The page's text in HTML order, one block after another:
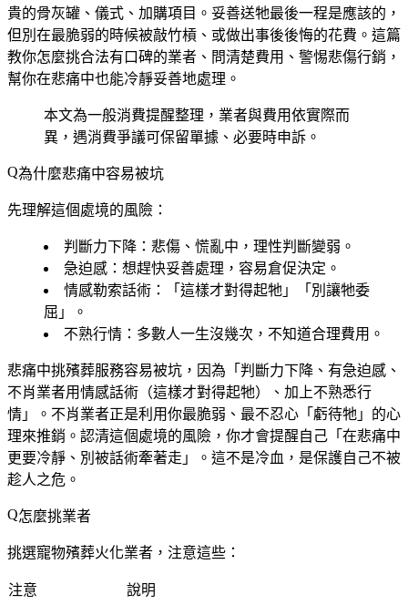
貴的骨灰罐、儀式、加購項目。妥善送牠最後一程是應該的，
但別在最脆弱的時候被敲竹槓、或做出事後後悔的花費。這篇
教你怎麼挑合法有口碑的業者、問清楚費用、警惕悲傷行銷，
幫你在悲痛中也能冷靜妥善地處理。
本文為一般消費提醒整理，業者與費用依實際而
異，遇消費爭議可保留單據、必要時申訴。
為什麼悲痛中容易被坑
先理解這個處境的風險：
判斷力下降 ：悲傷、慌亂中，理性判斷變弱。
急迫感 ：想趕快妥善處理，容易倉促決定。
情感勒索話術 ：「這樣才對得起牠」「別讓牠委
屈」。
不熟行情 ：多數人一生沒幾次，不知道合理費用。
悲痛中挑殯葬服務容易被坑，因為「判斷力下降、有急迫感、
不肖業者用情感話術（這樣才對得起牠）、加上不熟悉行
情」。不肖業者正是利用你最脆弱、最不忍心「虧待牠」的心
理來推銷。認清這個處境的風險，你才會提醒自己「在悲痛中
更要冷靜、別被話術牽著走」。這不是冷血，是保護自己不被
趁人之危。
怎麼挑業者
挑選寵物殯葬火化業者，注意這些：
注意
說明